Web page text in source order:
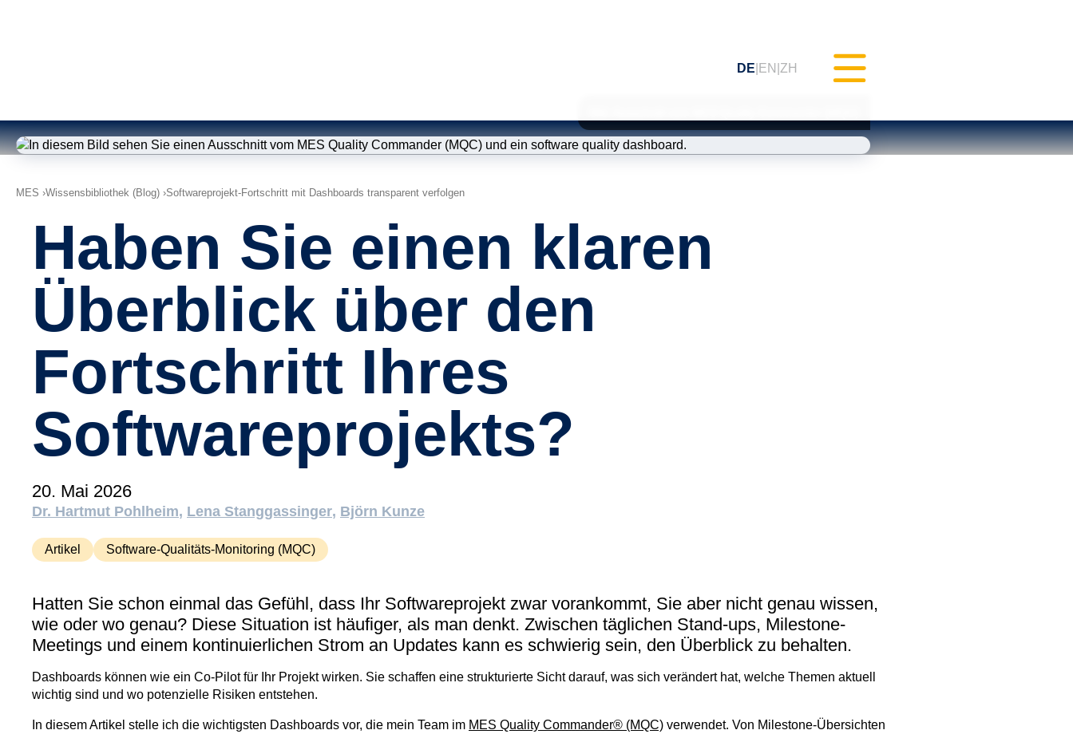
DE EN ZH
Qualitäts-Monitoring (MQC)
Modellverbesserung (MoRe)
Haben Sie einen klaren
Überblick über den
Fortschritt Ihres
Softwareprojekts?
20. Mai 2026
Dr. Hartmut Pohlheim Lena Stanggassinger Björn Kunze
Artikel Software-Qualitäts-Monitoring (MQC)
Hatten Sie schon einmal das Gefühl, dass Ihr Softwareprojekt zwar vorankommt, Sie aber nicht genau wissen,
wie oder wo genau? Diese Situation ist häufiger, als man denkt. Zwischen täglichen Stand-ups, Milestone-
Meetings und einem kontinuierlichen Strom an Updates kann es schwierig sein, den Überblick zu behalten.
Dashboards können wie ein Co-Pilot für Ihr Projekt wirken. Sie schaffen eine strukturierte Sicht darauf, was sich verändert hat, welche Themen aktuell
wichtig sind und wo potenzielle Risiken entstehen.
In diesem Artikel stelle ich die wichtigsten Dashboards vor, die mein Team im MES Quality Commander® (MQC) verwendet. Von Milestone-Übersichten
MES Wissensbibliothek (Blog) Softwareprojekt-Fortschritt mit Dashboards transparent verfolgen